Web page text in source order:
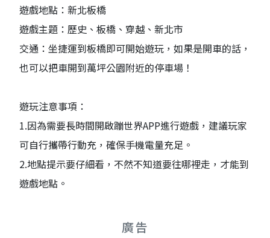
遊戲地點：新北板橋
遊戲主題：歷史、板橋、穿越、新北市
交通：坐捷運到板橋即可開始遊玩，如果是開車的話，
也可以把車開到萬坪公園附近的停車場！
遊玩注意事項：
1.因為需要長時間開啟蹦世界APP進行遊戲，建議玩家
可自行攜帶行動充，確保手機電量充足。
2.地點提示要仔細看，不然不知道要往哪裡走，才能到
遊戲地點。
廣告